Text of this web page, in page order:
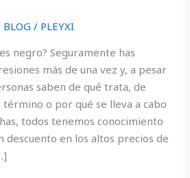
BLOG / PLEYXI
negro? Seguramente has
más de una vez y, a pesar
saben de qué trata, de
o por qué se lleva a cabo
todos tenemos conocimiento
descuento en los altos precios de